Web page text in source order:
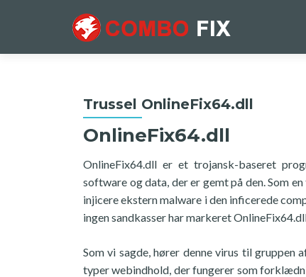
Trussel OnlineFix64.dll
OnlineFix64.dll
OnlineFix64.dll er et trojansk-baseret
software og data, der er gemt på den. Som
injicere ekstern malware i den inficerede
ingen sandkasser har markeret
Som vi sagde, hører denne virus til
typer webindhold, der fungerer som